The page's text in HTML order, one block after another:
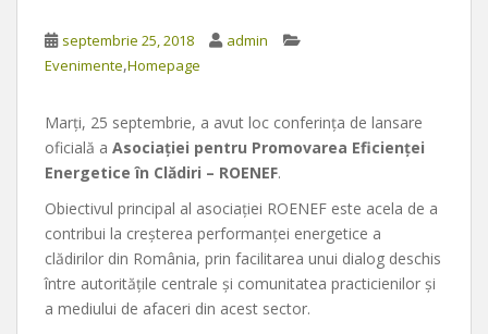
septembrie 25, 2018
admin
Evenimente,Homepage
Marţi, 25 septembrie, a avut loc conferinţa de lansare
oficială a Asociației pentru Promovarea Eficienței
Energetice în Clădiri – ROENEF.
Obiectivul principal al asociaţiei ROENEF este acela de a
contribui la creşterea performanţei energetice a
clădirilor din România, prin facilitarea unui dialog deschis
între autorităţile centrale şi comunitatea practicienilor şi
a mediului de afaceri din acest sector.